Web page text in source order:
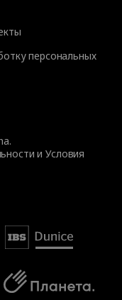
персональных
иУсловия